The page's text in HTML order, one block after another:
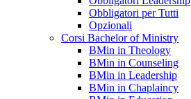
Obbligatori per Tutti
Opzionali
Corsi Bachelor of Ministry
BMin in Theology
BMin in Counseling
BMin in Leadership
BMin in Chaplaincy